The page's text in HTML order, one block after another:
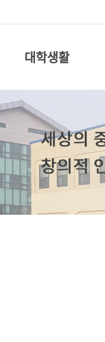
대학생활